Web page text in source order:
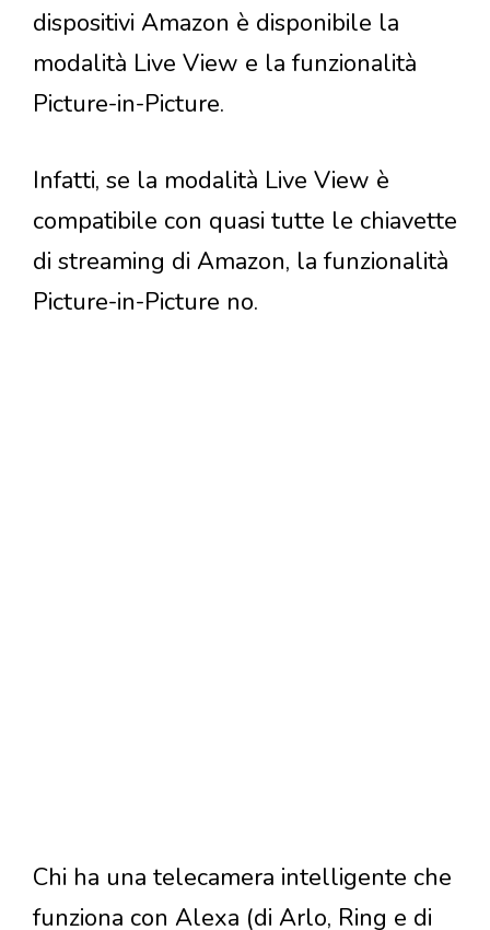
dispositivi Amazon è disponibile la
modalità Live View e la funzionalità
Picture-in-Picture.
Infatti, se la modalità Live View è
compatibile con quasi tutte le chiavette
di streaming di Amazon, la funzionalità
Picture-in-Picture no.
Chi ha una telecamera intelligente che
funziona con Alexa (di Arlo, Ring e di